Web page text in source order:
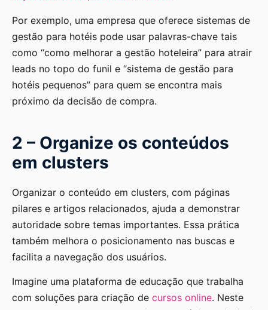
Por exemplo, uma empresa que oferece sistemas de
gestão para hotéis pode usar palavras-chave tais
como “como melhorar a gestão hoteleira” para atrair
leads no topo do funil e “sistema de gestão para
hotéis pequenos” para quem se encontra mais
próximo da decisão de compra.
2 – Organize os conteúdos
em clusters
Organizar o conteúdo em clusters, com páginas
pilares e artigos relacionados, ajuda a demonstrar
autoridade sobre temas importantes. Essa prática
também melhora o posicionamento nas buscas e
facilita a navegação dos usuários.
Imagine uma plataforma de educação que trabalha
com soluções para criação de cursos online. Neste